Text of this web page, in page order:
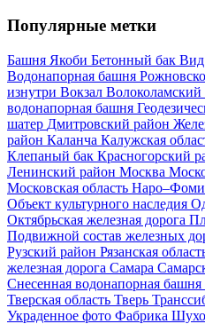
Популярные метки
Башня Якоби Бетонный бак Вид
Водонапорная башня
изнутри Вокзал Волоколамский
водонапорная башня
шатер Дмитровский район
район Каланча Калужская
Клепаный бак Красногорский
Ленинский район Москва
Московская область
Объект культурного наследия
Октябрьская железная дорога
Подвижной состав железных
Рузский район Рязанская
железная дорога Самара
Снесенная водонапорная башня
Тверская область Тверь
Украденное фото Фабрика